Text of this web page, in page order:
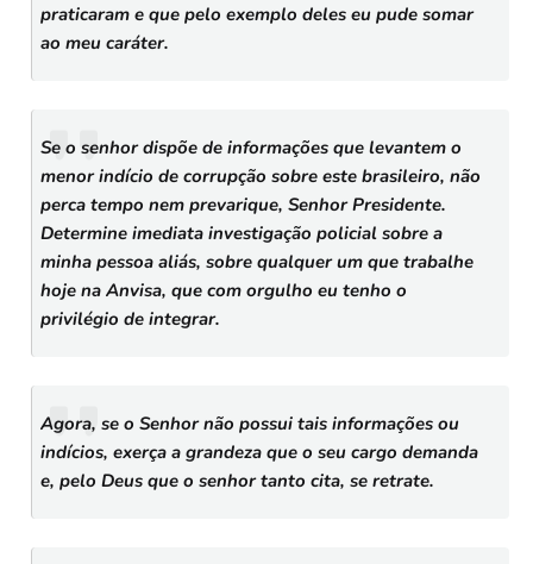
praticaram e que pelo exemplo deles eu pude somar
ao meu caráter.
Se o senhor dispõe de informações que levantem o
menor indício de corrupção sobre este brasileiro, não
perca tempo nem prevarique, Senhor Presidente.
Determine imediata investigação policial sobre a
minha pessoa aliás, sobre qualquer um que trabalhe
hoje na Anvisa, que com orgulho eu tenho o
privilégio de integrar.
Agora, se o Senhor não possui tais informações ou
indícios, exerça a grandeza que o seu cargo demanda
e, pelo Deus que o senhor tanto cita, se retrate.